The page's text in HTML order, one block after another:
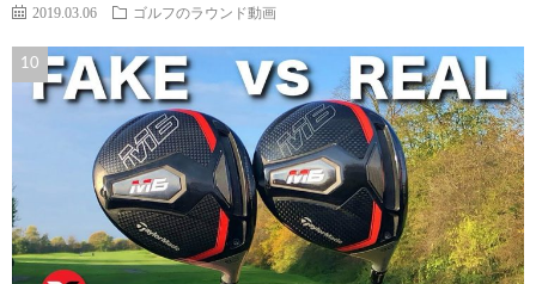
2019.03.06 ゴルフのラウンド動画